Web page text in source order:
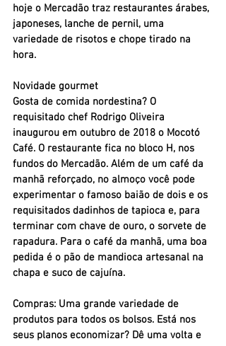
hoje o Mercadão traz restaurantes árabes,
japoneses, lanche de pernil, uma
variedade de risotos e chope tirado na
hora.
Novidade gourmet
Gosta de comida nordestina? O
requisitado chef Rodrigo Oliveira
inaugurou em outubro de 2018 o Mocotó
Café. O restaurante fica no bloco H, nos
fundos do Mercadão. Além de um café da
manhã reforçado, no almoço você pode
experimentar o famoso baião de dois e os
requisitados dadinhos de tapioca e, para
terminar com chave de ouro, o sorvete de
rapadura. Para o café da manhã, uma boa
pedida é o pão de mandioca artesanal na
chapa e suco de cajuína.
Compras: Uma grande variedade de
produtos para todos os bolsos. Está nos
seus planos economizar? Dê uma volta e